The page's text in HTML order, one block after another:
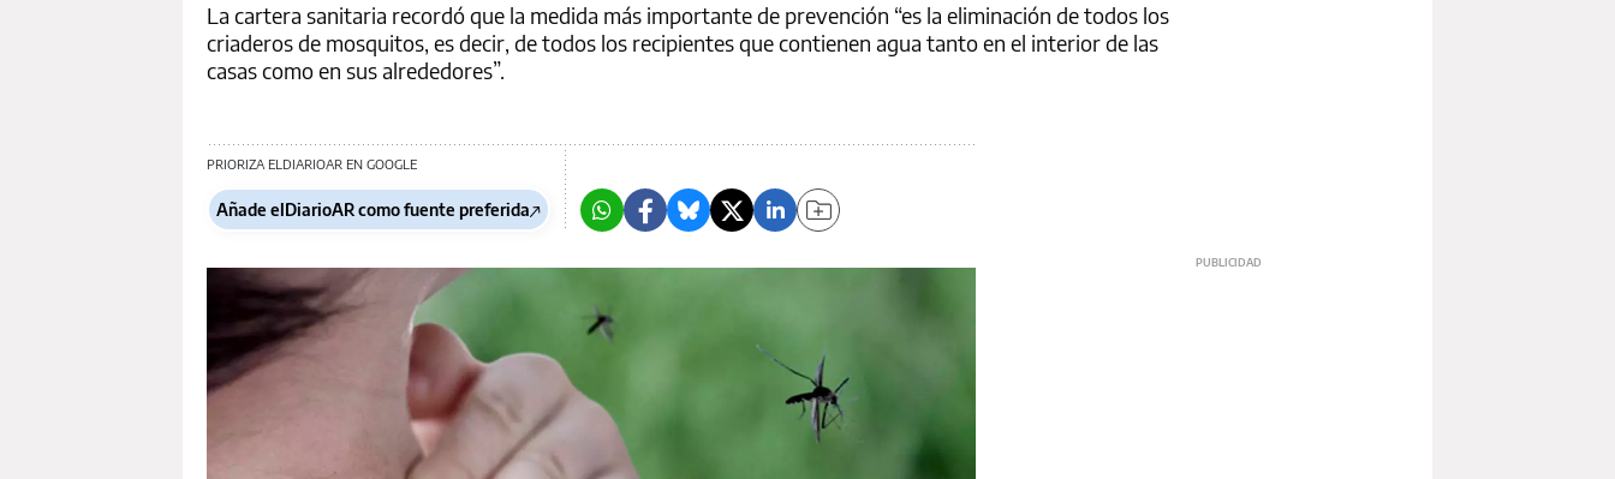
La cartera sanitaria recordó que la medida más importante de prevención “es la eliminación de todos los
criaderos de mosquitos, es decir, de todos los recipientes que contienen agua tanto en el interior de las
casas como en sus alrededores”.
PRIORIZA ELDIARIOAR EN GOOGLE
Añade elDiarioAR como fuente preferida